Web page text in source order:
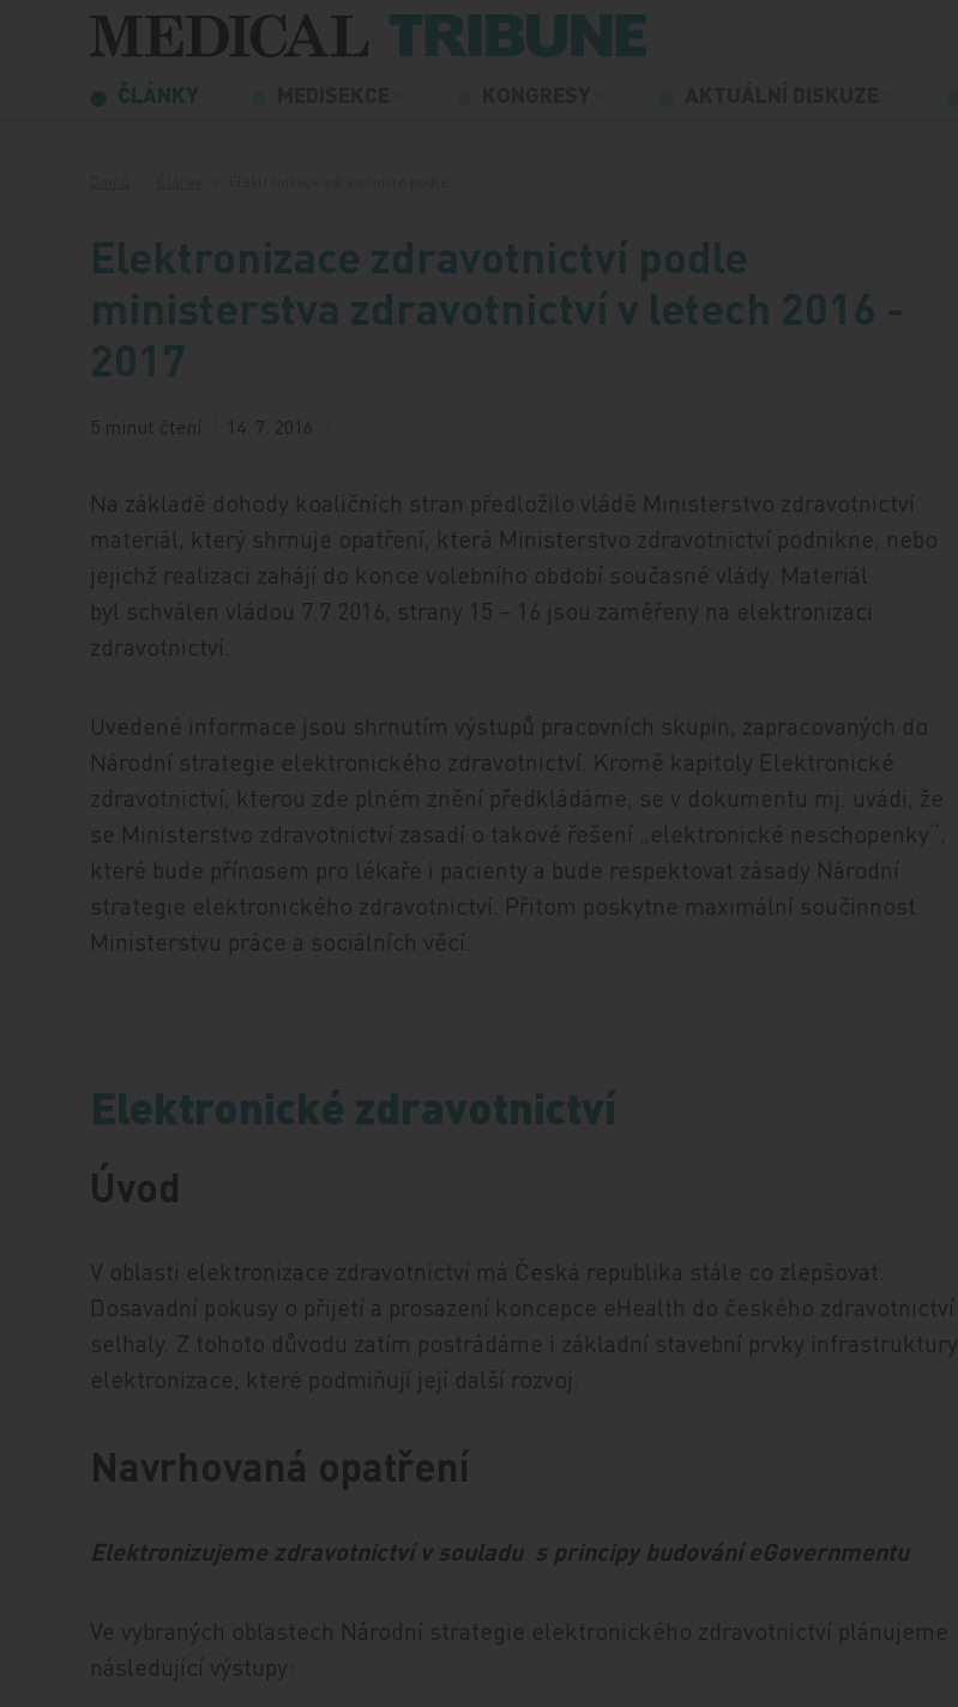
Přeskočit na obsah
ČLÁNKY
Elektronizace zdravotnictví podle
ministerstva zdravotnictví v letech 2016 -
2017
5 minut čtení 14. 7. 2016
Na základě dohody koaličních stran předložilo vládě Ministerstvo zdravotnictví
materiál, který shrnuje opatření, která Ministerstvo zdravotnictví podnikne, nebo
jejichž realizaci zahájí do konce volebního období současné vlády. Materiál
byl schválen vládou 7.7.2016, strany 15 – 16 jsou zaměřeny na elektronizaci
zdravotnictví.
Uvedené informace jsou shrnutím výstupů pracovních skupin, zapracovaných do
Národní strategie elektronického zdravotnictví. Kromě kapitoly Elektronické
zdravotnictví, kterou zde plném znění předkládáme, se v dokumentu mj. uvádi, že
se Ministerstvo zdravotnictví zasadí o takové řešení „elektronické neschopenky“,
které bude přínosem pro lékaře i pacienty a bude respektovat zásady Národní
strategie elektronického zdravotnictví. Přitom poskytne maximální součinnost
Ministerstvu práce a sociálních věcí.
Elektronické zdravotnictví
Úvod
V oblasti elektronizace zdravotnictví má Česká republika stále co zlepšovat.
Dosavadní pokusy o přijetí a prosazení koncepce eHealth do českého zdravotnictví
selhaly. Z tohoto důvodu zatím postrádáme i základní stavební prvky infrastruktury
elektronizace, které podmiňují její další rozvoj.
Navrhovaná opatření
Elektronizujeme zdravotnictví v souladu s principy budování eGovernmentu
Ve vybraných oblastech Národní strategie elektronického zdravotnictví plánujeme
následující výstupy: